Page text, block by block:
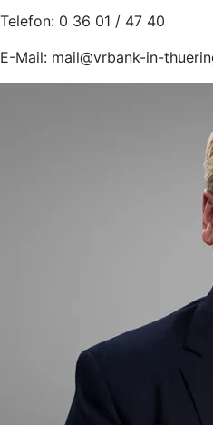
Telefon: 0 36 01 / 47 40
E-Mail: mail@vrbank-in-